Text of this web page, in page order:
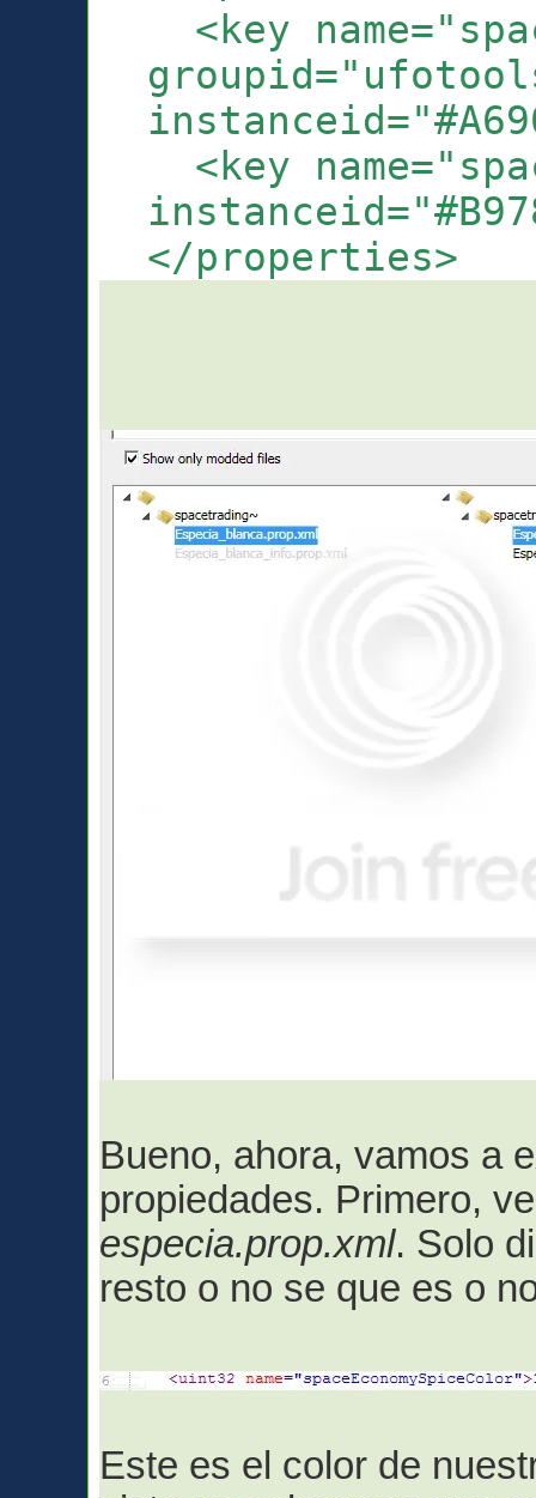
<key
<key
</properties>
Bueno, ahora, vamos a
propiedades. Primero,
especia.prop.xml. Solo
resto o no se que es o
Este es el color de